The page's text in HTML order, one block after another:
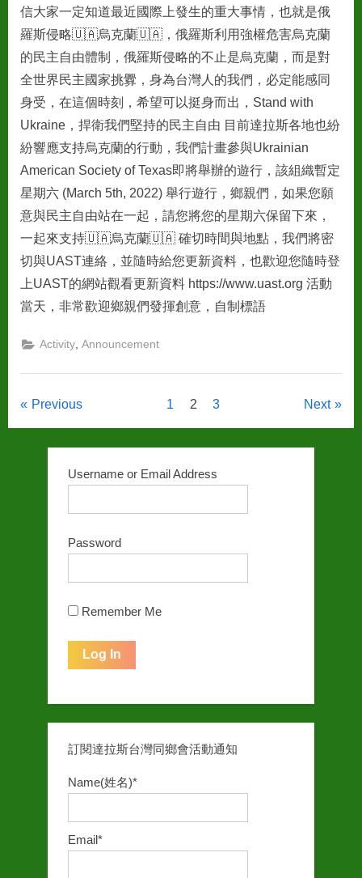
With
Ukraine
信大家一定知道最近國際上發生的重大事情，也就是俄
羅斯侵略🇺🇦烏克蘭🇺🇦，俄羅斯利用強權危害烏克蘭
的民主自由體制，俄羅斯侵略的不止是烏克蘭，而是對
全世界民主國家挑釁，身為台灣人的我們，必定能感同
身受，在這個時刻，希望可以挺身而出，Stand with
Ukraine，捍衛我們堅持的民主自由 目前達拉斯各地也紛
紛響應支持烏克蘭的行動，我們計畫參與Ukrainian
American Society of Texas即將舉辦的遊行，該組織暫定
星期六 (March 5th, 2022) 舉行遊行，鄉親們，如果您願
意與民主自由站在一起，請您將您的星期六保留下來，
一起來支持🇺🇦烏克蘭🇺🇦 確切時間與地點，我們將密
切與UAST連絡，並隨時給您更新資料，也歡迎您隨時登
上UAST的網站觀看更新資料 https://www.uast.org 活動
當天，非常歡迎鄉親們發揮創意，自制標語
Activity ,Announcement
Posts
pagination
Previous 1 2 3 Next
Username or Email Address
Password
Remember Me
訂閱達拉斯台灣同鄉會活動通知
Name(姓名)*
Email*